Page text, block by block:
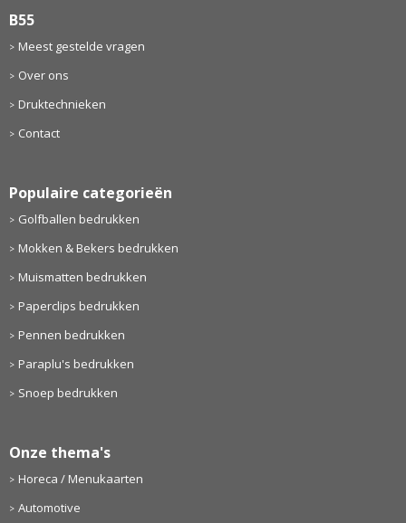
B55
Meest gestelde vragen
Over ons
Druktechnieken
Contact
Populaire categorieën
Golfballen bedrukken
Mokken & Bekers bedrukken
Muismatten bedrukken
Paperclips bedrukken
Pennen bedrukken
Paraplu's bedrukken
Snoep bedrukken
Onze thema's
Horeca / Menukaarten
Automotive